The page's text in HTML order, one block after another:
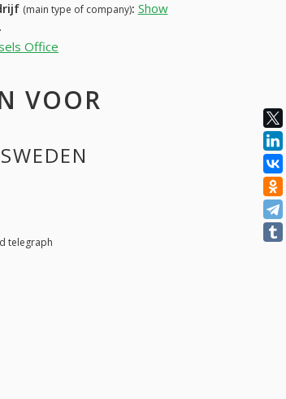
(main type of company): Show
Office
VOOR
telegraph